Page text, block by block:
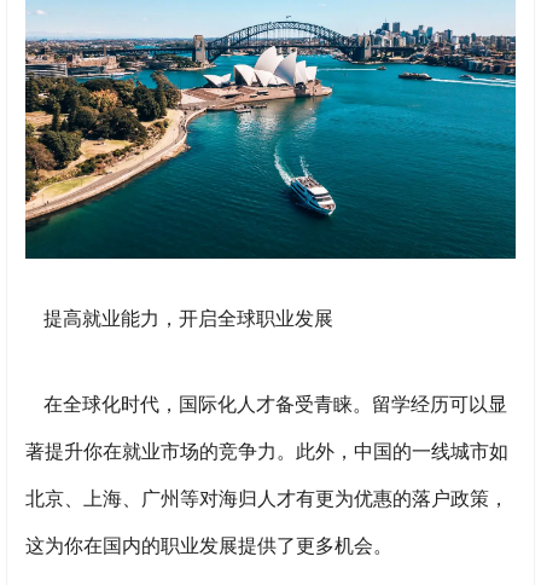
提高就业能力，开启全球职业发展
在全球化时代，国际化人才备受青睐。留学经历可以显
著提升你在就业市场的竞争力。此外，中国的一线城市如
北京、上海、广州等对海归人才有更为优惠的落户政策，
这为你在国内的职业发展提供了更多机会。